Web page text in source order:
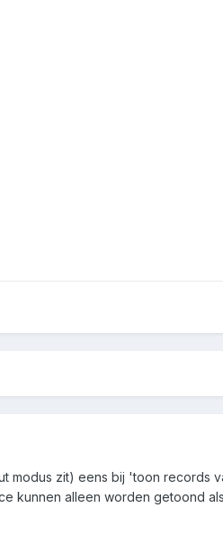
modus zit) eens bij 'toon records
kunnen alleen worden getoond